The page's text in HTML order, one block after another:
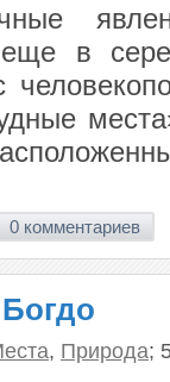
еще в
0 комментариев
, Природа;